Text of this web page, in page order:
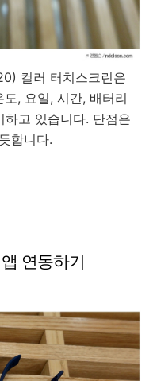
컬러 터치스크린은
, 요일, 시간, 배터리
고 있습니다. 단점은
합니다.
연동하기